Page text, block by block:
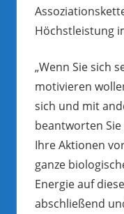
Höchstleistung
„Wenn Sie sich
motivieren
sich und mit
beantworten Sie
Ihre Aktionen
ganze
Energie auf
abschließend